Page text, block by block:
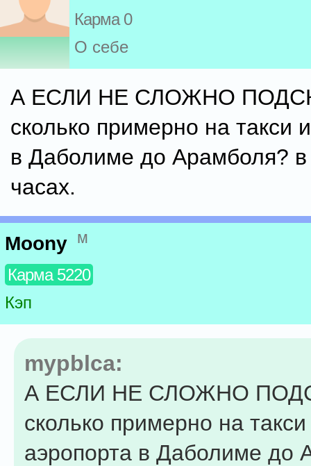
Карма 0
О себе
А ЕСЛИ НЕ СЛОЖНО
сколько примерно на такси
в Даболиме до Арамболя?
часах.
Moony м
Карма 5220
Кэп
mypblca:
А ЕСЛИ НЕ СЛОЖНО
сколько примерно на такси
аэропорта в Даболиме до